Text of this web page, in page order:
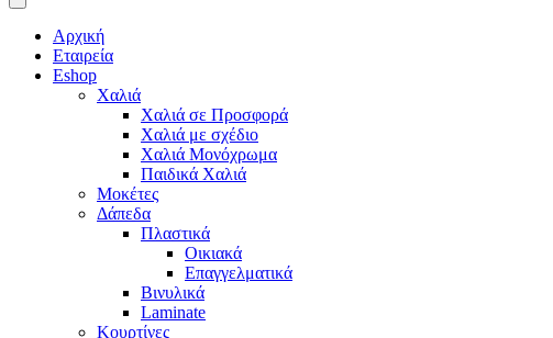
Αρχική
Εταιρεία
Eshop
Χαλιά
Χαλιά σε Προσφορά
Χαλιά με σχέδιο
Χαλιά Μονόχρωμα
Παιδικά Χαλιά
Μοκέτες
Δάπεδα
Πλαστικά
Οικιακά
Επαγγελματικά
Βινυλικά
Laminate
Κουρτίνες